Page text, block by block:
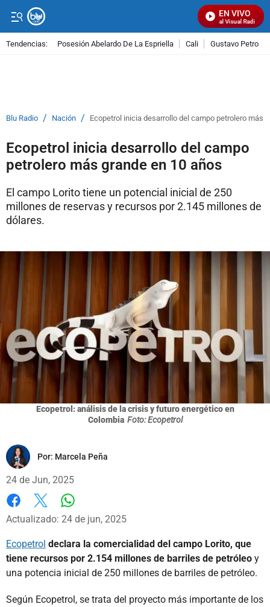
EN VIVO
Señal Visual Radio
Tendencias: Posesión Abelardo De La Espriella Cali Gustavo Petro
Blu Radio / Nación / Ecopetrol inicia desarrollo del campo petrolero más
Ecopetrol inicia desarrollo del campo
petrolero más grande en 10 años
El campo Lorito tiene un potencial inicial de 250
millones de reservas y recursos por 2.145 millones de
dólares.
Ecopetrol: análisis de la crisis y futuro energético en
Colombia Foto: Ecopetrol
Por: Marcela Peña
24 de Jun, 2025
Facebook
X
Actualizado: 24 de jun, 2025
Ecopetrol declara la comercialidad del campo Lorito, que
tiene recursos por 2.154 millones de barriles de petróleo y
una potencia inicial de 250 millones de barriles de petróleo.
Según Ecopetrol, se trata del proyecto más importante de los